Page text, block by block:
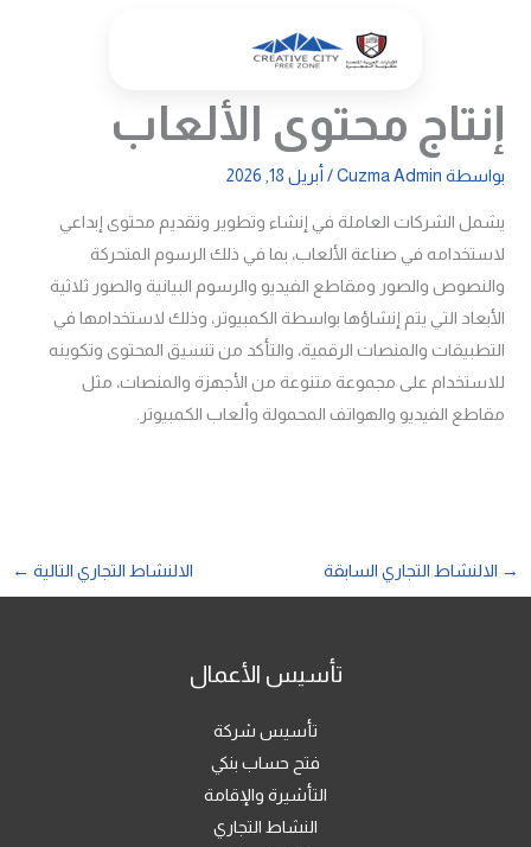
إنتاج محتوى الألعاب
بواسطة Cuzma Admin
/ أبريل 18, 2026
يشمل الشركات العاملة في إنشاء وتطوير وتقديم محتوى إبداعي
لاستخدامه في صناعة الألعاب، بما في ذلك الرسوم المتحركة
والنصوص والصور ومقاطع الفيديو والرسوم البيانية والصور ثلاثية
الأبعاد التي يتم إنشاؤها بواسطة الكمبيوتر، وذلك لاستخدامها في
التطبيقات والمنصات الرقمية، والتأكد من تنسيق المحتوى وتكوينه
للاستخدام على مجموعة متنوعة من الأجهزة والمنصات، مثل
مقاطع الفيديو والهواتف المحمولة وألعاب الكمبيوتر.
→ الالنشاط التجاري السابقة الالنشاط التجاري التالية ←
تأسيس الأعمال
تأسيس شركة
فتح حساب بنكي
التأشيرة والإقامة
النشاط التجاري